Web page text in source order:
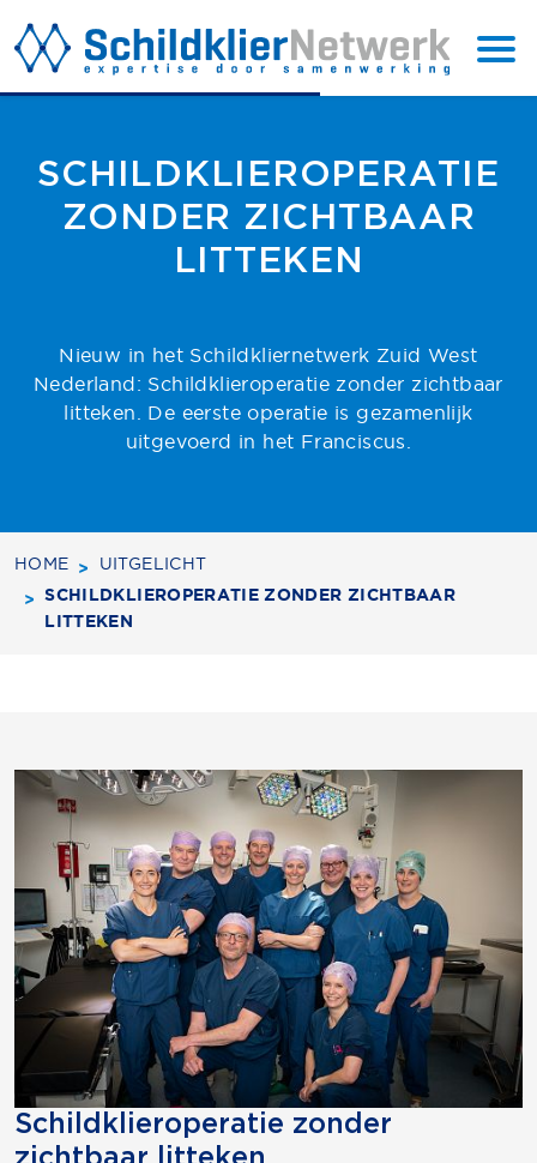
TOP
SCHILDKLIEROPERATIE
ZONDER ZICHTBAAR
LITTEKEN
Nieuw in het Schildkliernetwerk Zuid West
Nederland: Schildklieroperatie zonder zichtbaar
litteken. De eerste operatie is gezamenlijk
uitgevoerd in het Franciscus.
HOME UITGELICHT
SCHILDKLIEROPERATIE ZONDER ZICHTBAAR
LITTEKEN
Schildklieroperatie zonder